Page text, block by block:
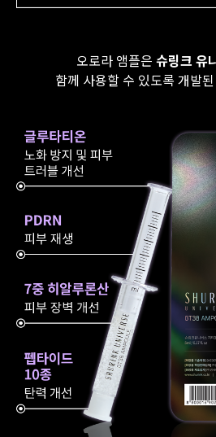
오로라 앰플은 슈링크 유
함께 사용할 수 있도록 개발